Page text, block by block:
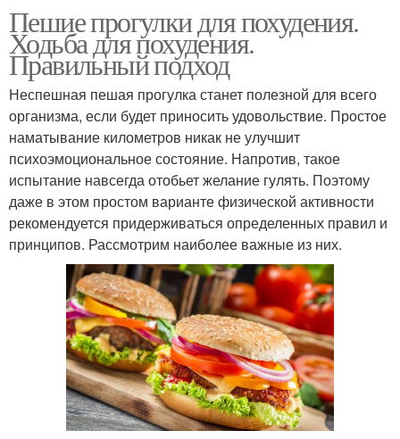
Пешие прогулки для похудения.
Ходьба для похудения.
Правильный подход
Неспешная пешая прогулка станет полезной для всего
организма, если будет приносить удовольствие. Простое
наматывание километров никак не улучшит
психоэмоциональное состояние. Напротив, такое
испытание навсегда отобьет желание гулять. Поэтому
даже в этом простом варианте физической активности
рекомендуется придерживаться определенных правил и
принципов. Рассмотрим наиболее важные из них.